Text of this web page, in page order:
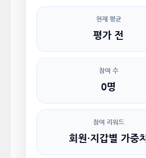
현재 평균
평가 전
참여 수
0명
참여 리워드
회원·지갑별 가중치